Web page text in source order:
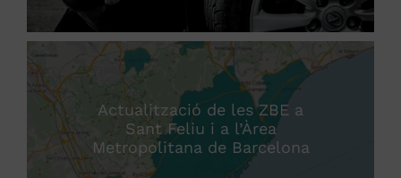
Actualització de les ZBE a
Sant Feliu i a l’Àrea
Metropolitana de Barcelona